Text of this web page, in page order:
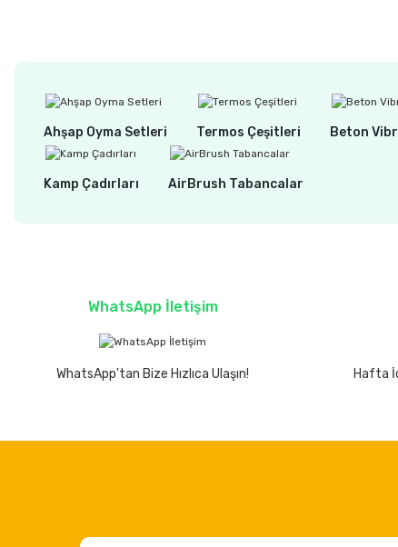
Ahşap Oyma Setleri Termos Çeşitleri Beton
Kamp Çadırları AirBrush Tabancalar
WhatsApp İletişim
WhatsApp'tan Bize Hızlıca Ulaşın! Hafta